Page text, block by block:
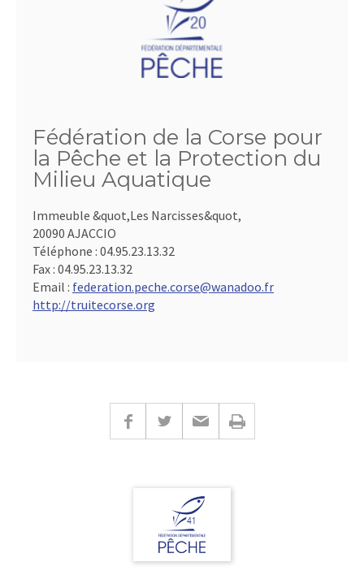
Fédération de la Corse pour
la Pêche et la Protection du
Milieu Aquatique
Immeuble &quot,Les Narcisses&quot,
20090 AJACCIO
Téléphone : 04.95.23.13.32
Fax : 04.95.23.13.32
Email : federation.peche.corse@wanadoo.fr
http://truitecorse.org